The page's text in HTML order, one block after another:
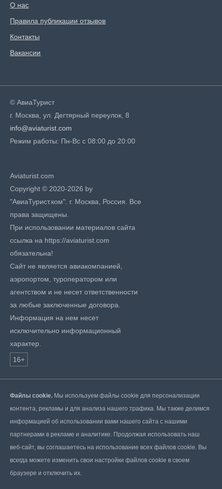
О нас
Правила публикации отзывов
Контакты
Вакансии
© АвиаТурист
г. Москва, ул. Дегтярный переулок, 8
info@aviaturist.com
Режим работы: Пн-Вс с 08:00 до 20:00
Aviaturist.com
Copyright © 2020-2026 by
"АвиаТурист.ком". г. Москва, Россия. Все
права защищены.
При использовании материалов сайта
ссылка на https://aviaturist.com
обязательна!
Сайт не является авиакомпанией,
аэропортом, туроператором или
агентством и не несет ответственности
за любые заключенные договора.
Информация на нем несет
исключительно информационный
характер.
16+
Файлы cookie. Мы используем файлы cookie для персонализации
контента, рекламы и для анализа нашего трафика. Мы также делимся
информацией об использовании вами нашего сайта с нашими
партнерами в рекламе и аналитике. Продолжая использовать наш
веб-сайт, вы соглашаетесь на использование всех файлов cookie. Вы
всегда можете изменить свои настройки файлов cookie в своем
браузере и отключить их.